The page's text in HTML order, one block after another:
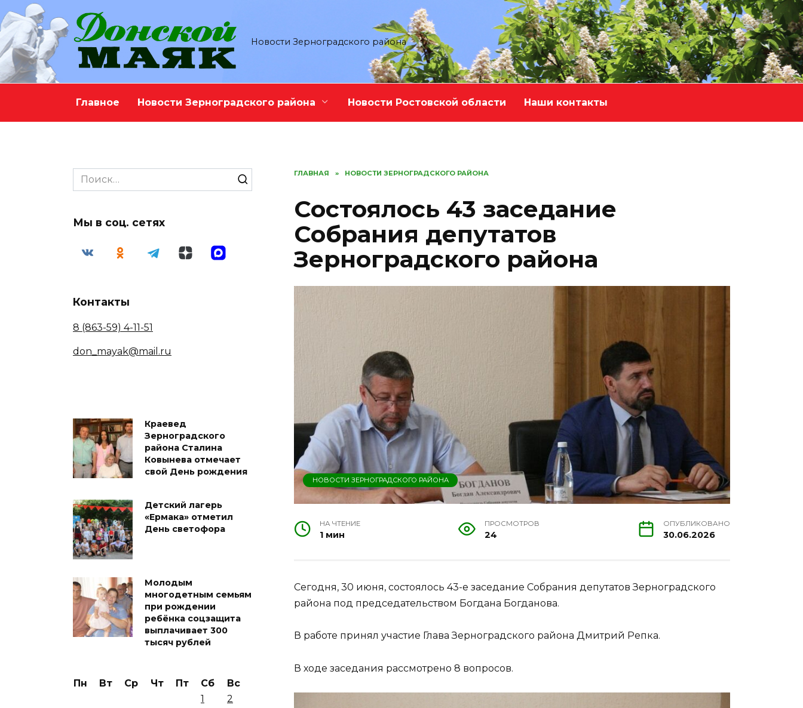
Перейти
к
содержанию
Новости Зерноградского района
Главное Новости Зерноградского района Новости Ростовской области Наши контакты
ГЛАВНАЯ » НОВОСТИ ЗЕРНОГРАДСКОГО РАЙОНА
Состоялось 43 заседание
Собрания депутатов
Зерноградского района
НОВОСТИ ЗЕРНОГРАДСКОГО РАЙОНА
НА ЧТЕНИЕ
1 мин
ПРОСМОТРОВ
24
ОПУБЛИКОВАНО
30.06.2026
Сегодня, 30 июня, состоялось 43-е заседание Собрания депутатов Зерноградского
района под председательством Богдана Богданова.
В работе принял участие Глава Зерноградского района Дмитрий Репка.
В ходе заседания рассмотрено 8 вопросов.
Search
for:
Мы в соц. сетях
Контакты
8 (863-59) 4-11-51
don_mayak@mail.ru
Краевед
Зерноградского
района Сталина
Ковынева отмечает
свой День рождения
Детский лагерь
«Ермака» отметил
День светофора
Молодым
многодетным семьям
при рождении
ребёнка соцзащита
выплачивает 300
тысяч рублей
Пн Вт Ср Чт Пт Сб
Вс
1
2